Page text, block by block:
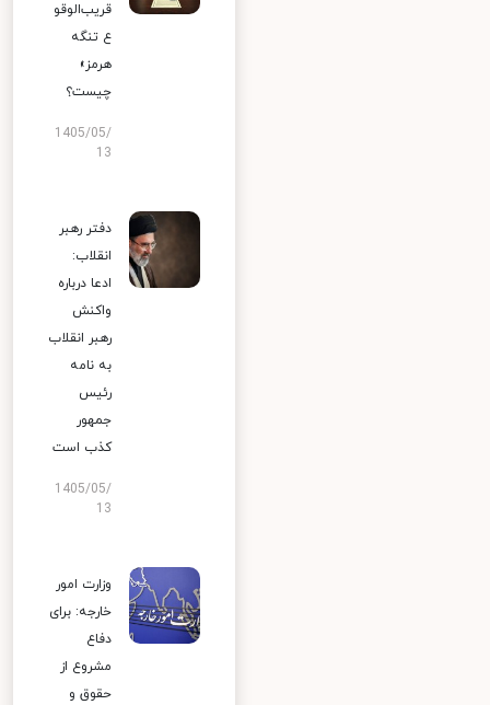
قریب‌الوقو
ع تنگه
هرمز»
چیست؟
1405/05/
13
دفتر رهبر
انقلاب:
ادعا درباره
واکنش
رهبر انقلاب
به نامه
رئیس
جمهور
کذب است
1405/05/
13
وزارت امور
خارجه: برای
دفاع
مشروع از
حقوق و